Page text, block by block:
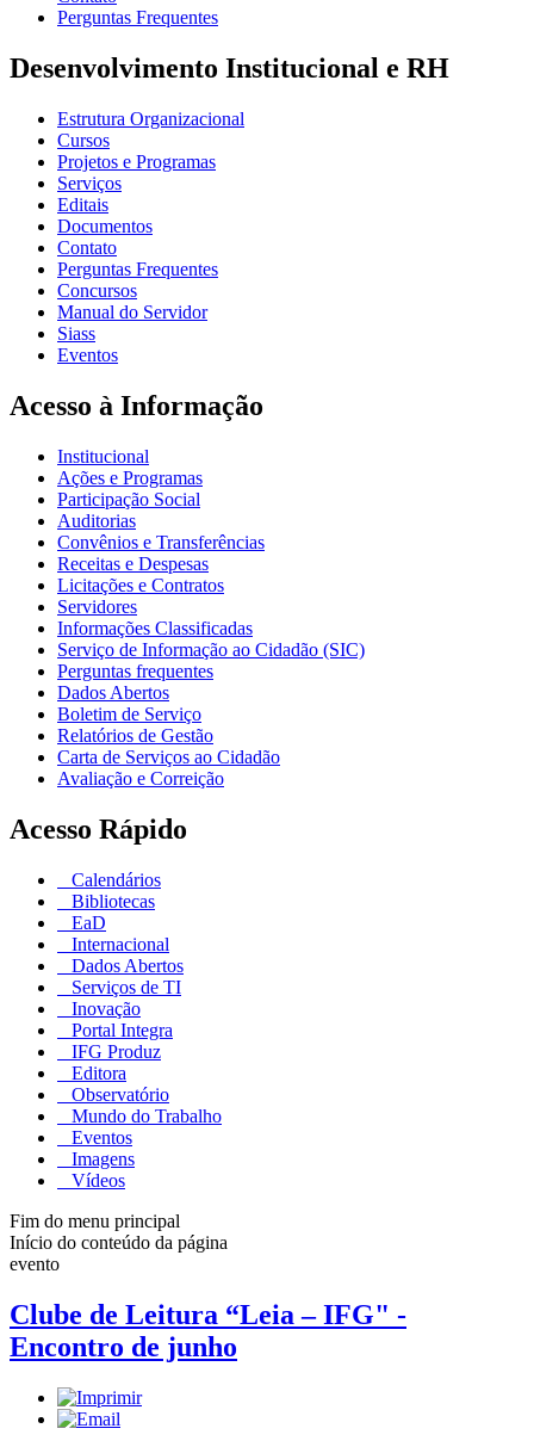
Perguntas Frequentes
Desenvolvimento Institucional e RH
Estrutura Organizacional
Cursos
Projetos e Programas
Serviços
Editais
Documentos
Contato
Perguntas Frequentes
Concursos
Manual do Servidor
Siass
Eventos
Acesso à Informação
Institucional
Ações e Programas
Participação Social
Auditorias
Convênios e Transferências
Receitas e Despesas
Licitações e Contratos
Servidores
Informações Classificadas
Serviço de Informação ao Cidadão (SIC)
Perguntas frequentes
Dados Abertos
Boletim de Serviço
Relatórios de Gestão
Carta de Serviços ao Cidadão
Avaliação e Correição
Acesso Rápido
Calendários
Bibliotecas
EaD
Internacional
Dados Abertos
Serviços de TI
Inovação
Portal Integra
IFG Produz
Editora
Observatório
Mundo do Trabalho
Eventos
Imagens
Vídeos
Fim do menu principal
Início do conteúdo da página
evento
Clube de Leitura “Leia – IFG" -
Encontro de junho